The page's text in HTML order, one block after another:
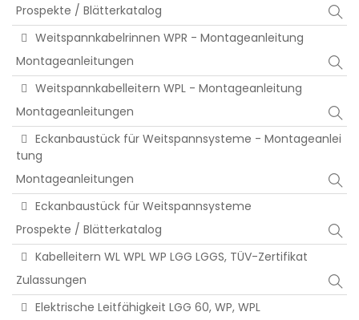
Prospekte / Blätterkatalog
Weitspannkabelrinnen WPR - Montageanleitung
Montageanleitungen
Weitspannkabelleitern WPL - Montageanleitung
Montageanleitungen
Eckanbaustück für Weitspannsysteme - Montageanlei
tung
Montageanleitungen
Eckanbaustück für Weitspannsysteme
Prospekte / Blätterkatalog
Kabelleitern WL WPL WP LGG LGGS, TÜV-Zertifikat
Zulassungen
Elektrische Leitfähigkeit LGG 60, WP, WPL